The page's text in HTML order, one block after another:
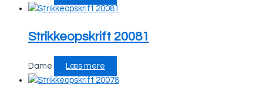
Strikkeopskrift 20081
Dame Læs mere